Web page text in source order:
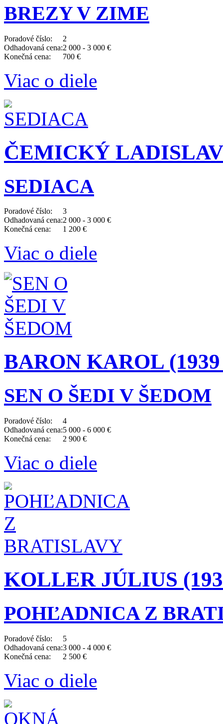
BREZY V ZIME
Poradové číslo:
2
Odhadovaná cena:2 000 - 3 000 €
Konečná cena:
700 €
Viac o diele
ČEMICKÝ LADISLAV
SEDIACA
Poradové číslo:
3
Odhadovaná cena:2 000 - 3 000 €
Konečná cena:
1 200 €
Viac o diele
BARON KAROL (1939
SEN O ŠEDI V ŠEDOM
Poradové číslo:
4
Odhadovaná cena:5 000 - 6 000 €
Konečná cena:
2 900 €
Viac o diele
KOLLER JÚLIUS
POHĽADNICA Z
Poradové číslo:
5
Odhadovaná cena:3 000 - 4 000 €
Konečná cena:
2 500 €
Viac o diele